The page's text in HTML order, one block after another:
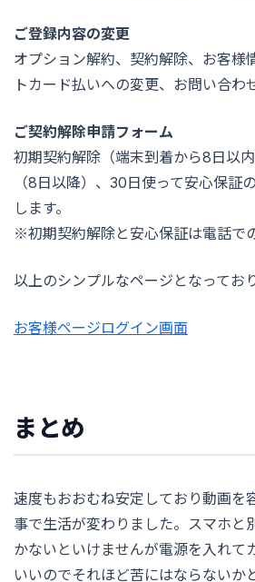
ご登録内容の変更
オプション解約、契約解除、お客様
トカード払いへの変更、お問い合わ
ご契約解除申請フォーム
初期契約解除（端末到着から8日以
（8日以降）、30日使って安心保証
します。
※初期契約解除と安心保証は電話で
以上のシンプルなページとなっており
お客様ページログイン画面
まとめ
速度もおおむね安定しており動画を
事で生活が変わりました。スマホと
かないといけませんが電源を入れて
いいのでそれほど苦にはならないか